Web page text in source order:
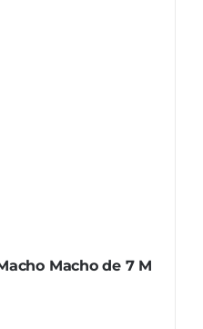
Macho de 7 M